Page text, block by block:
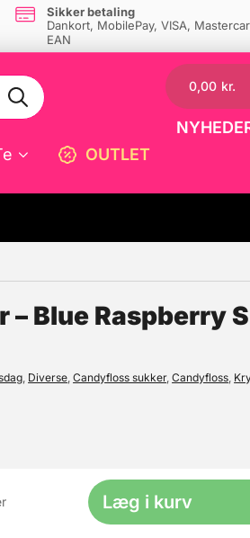
Sikker betaling
Dankort, MobilePay, VISA,
EAN
OUTLET
0,00 kr.
Blue Raspberry
, Diverse,Candyfloss sukker,Candyfloss,
Læg i kurv